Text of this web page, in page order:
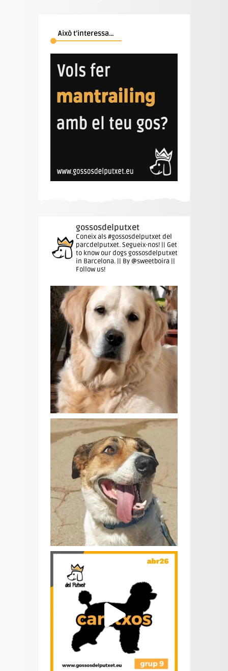
Això t’interessa…
gossosdelputxet
Coneix als #gossosdelputxet del
parcdelputxet. Segueix-nos! || Get
to know our dogs gossosdelputxet
in Barcelona. || By @sweetboira ||
Follow us!